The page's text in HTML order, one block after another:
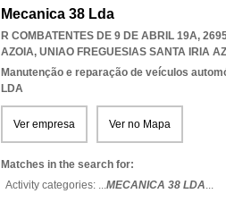
Mecanica 38 Lda
R COMBATENTES DE 9 DE ABRIL 19A,
AZOIA, UNIAO FREGUESIAS SANTA IRIA
Manutenção e reparação de veículos
LDA
Ver empresa Ver no Mapa
Matches in the search for:
Activity categories: ...MECANICA 38 LDA...